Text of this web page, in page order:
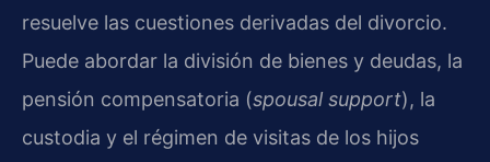
resuelve las cuestiones derivadas del divorcio.
Puede abordar la división de bienes y deudas, la
pensión compensatoria (spousal support), la
custodia y el régimen de visitas de los hijos